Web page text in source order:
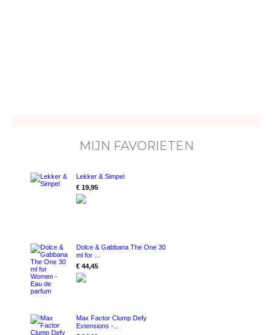
MIJN FAVORIETEN
Lekker & Simpel
€ 19,95
Dolce & Gabbana The One 30
ml for ...
€ 44,45
Max Factor Clump Defy
Extensions -...